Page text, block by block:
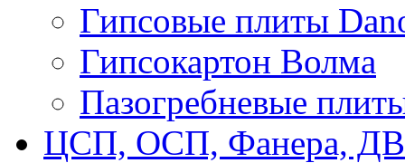
Гипсовые плиты
Гипсокартон Волма
Пазогребневые
ЦСП, ОСП, Фанера,